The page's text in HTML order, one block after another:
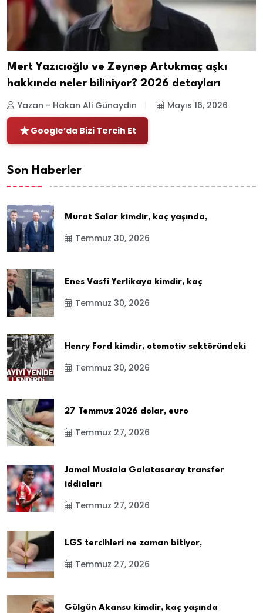
Mert Yazıcıoğlu ve Zeynep Artukmaç aşkı
hakkında neler biliniyor? 2026 detayları
Yazan - Hakan Ali Günaydın Mayıs 16, 2026
Google’da Bizi Tercih Et
Son Haberler
Murat Salar kimdir, kaç yaşında,
Temmuz 30, 2026
Enes Vasfi Yerlikaya kimdir, kaç
Temmuz 30, 2026
Henry Ford kimdir, otomotiv sektöründeki
Temmuz 30, 2026
27 Temmuz 2026 dolar, euro
Temmuz 27, 2026
Jamal Musiala Galatasaray transfer
iddiaları
Temmuz 27, 2026
LGS tercihleri ne zaman bitiyor,
Temmuz 27, 2026
Gülgün Akansu kimdir, kaç yaşında